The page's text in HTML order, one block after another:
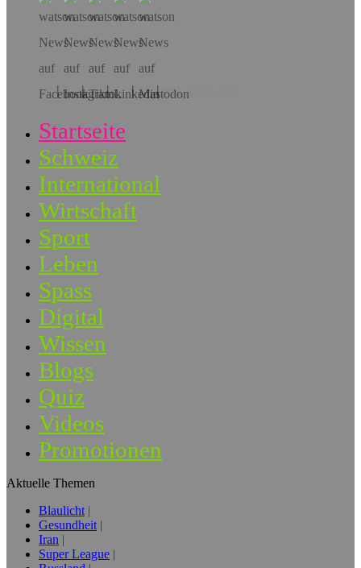
Hol dir die App!
Startseite
Schweiz
International
Wirtschaft
Sport
Leben
Spass
Digital
Wissen
Blogs
Quiz
Videos
Promotionen
Aktuelle Themen
Blaulicht
Gesundheit
Iran
Super League